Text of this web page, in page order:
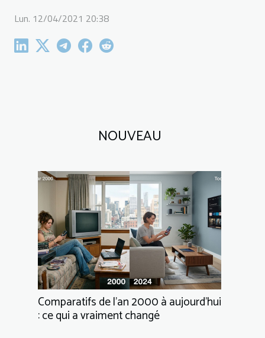
Lun. 12/04/2021 20:38
NOUVEAU
Comparatifs de l’an 2000 à aujourd’hui
: ce qui a vraiment changé